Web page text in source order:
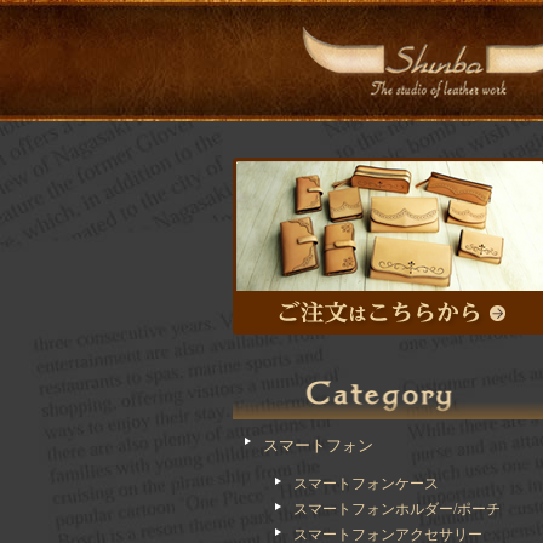
スマートフォン
スマートフォンケース
スマートフォンホルダー/ポーチ
スマートフォンアクセサリー